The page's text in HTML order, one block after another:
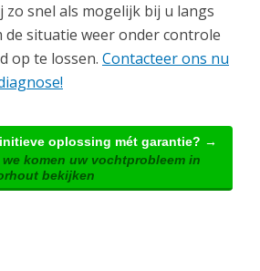
zo snel als mogelijk bij u langs
situatie weer onder controle
op te lossen. Contacteer ons nu
oplossing mét garantie? →
komen uw vochtprobleem in
bekijken